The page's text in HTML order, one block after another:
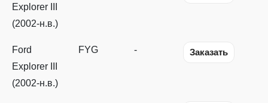
Explorer III
(2002-н.в.)
Ford
Explorer III
(2002-н.в.)
FYG - Заказать